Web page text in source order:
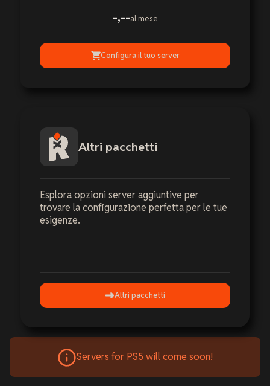
-,--al mese
Configura il tuo server
Altri pacchetti
Esplora opzioni server aggiuntive per
trovare la configurazione perfetta per le tue
esigenze.
Altri pacchetti
Servers for PS5 will come soon!